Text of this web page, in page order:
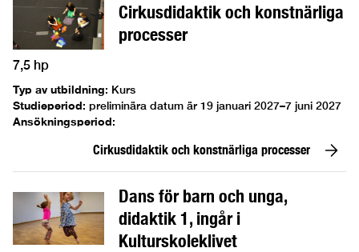
Cirkusdidaktik och konstnärliga
processer
7,5 hp
Typ av utbildning: Kurs
Studieperiod: preliminära datum är 19 januari 2027–7 juni 2027
Ansökningsperiod:
Cirkusdidaktik och konstnärliga processer
Dans för barn och unga,
didaktik 1, ingår i
Kulturskoleklivet